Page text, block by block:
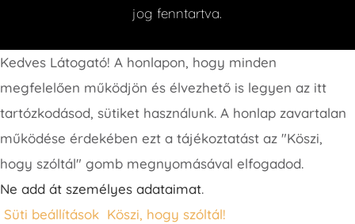
jog fenntartva.
Kedves Látogató! A honlapon, hogy minden
megfelelően működjön és élvezhető is legyen az itt
tartózkodásod, sütiket használunk. A honlap zavartalan
működése érdekében ezt a tájékoztatást az "Köszi,
hogy szóltál" gomb megnyomásával elfogadod.
Ne add át személyes adataimat.
Süti beállítások Köszi, hogy szóltál!